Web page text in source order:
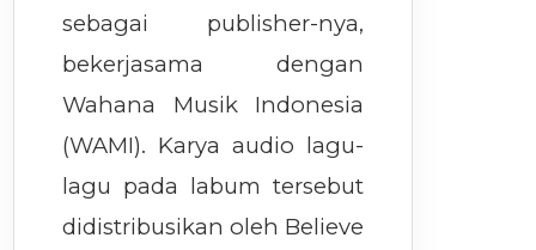
sebagai publisher-nya,
bekerjasama dengan
Wahana Musik Indonesia
(WAMI). Karya audio lagu-
lagu pada labum tersebut
didistribusikan oleh Believe